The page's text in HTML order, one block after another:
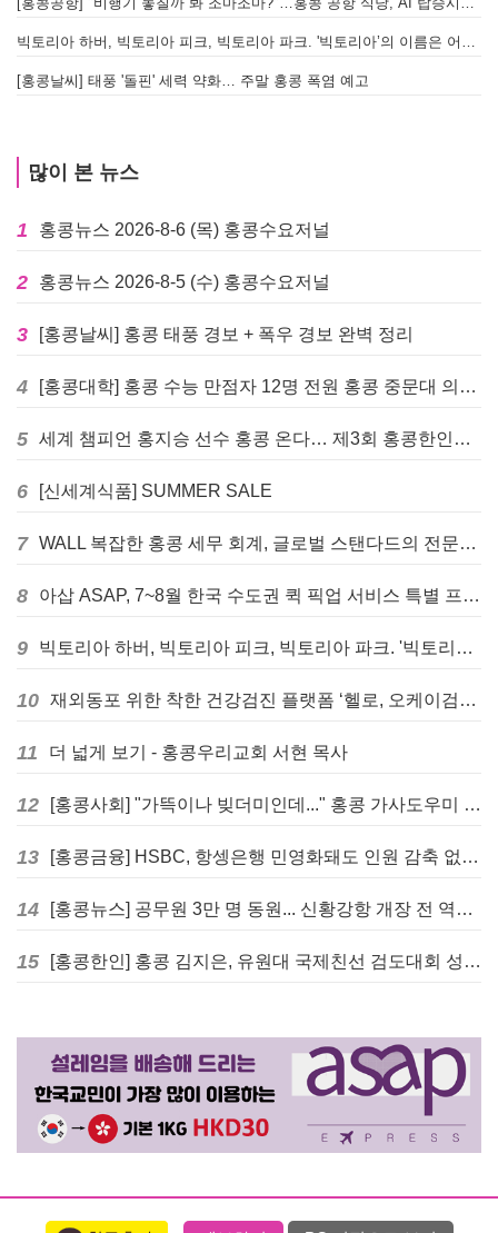
[홍콩날씨] 태풍 '돌핀' 세력 약화… 주말 홍콩 폭염 예고
많이 본 뉴스
1 홍콩뉴스 2026-8-6 (목) 홍콩수요저널
2 홍콩뉴스 2026-8-5 (수) 홍콩수요저널
3 [홍콩날씨] 홍콩 태풍 경보 + 폭우 경보 완벽 정리
4 [홍콩대학] 홍콩 수능 만점자 12명 전원 홍콩 중문대 의대 진학
5 세계 챔피언 홍지승 선수 홍콩 온다… 제3회 홍콩한인팔씨름대회 9월 12일 개최
6 [신세계식품] SUMMER SALE
7 WALL 복잡한 홍콩 세무 회계, 글로벌 스탠다드의 전문가들이 답을 드립니다! - 법인설립, 회계, 감사
8 아삽 ASAP, 7~8월 한국 수도권 퀵 픽업 서비스 특별 프로모션 실시
9 빅토리아 하버, 빅토리아 피크, 빅토리아 파크. '빅토리아’의 이름은 어떻게 온 걸까? - [이승권 원장의 생활칼럼]
10 재외동포 위한 착한 건강검진 플랫폼 ‘헬로, 오케이검진’ 서비스 개시
11 더 넓게 보기 - 홍콩우리교회 서현 목사
12 [홍콩사회] "가뜩이나 빚더미인데..." 홍콩 가사도우미 대출 전면 금지 촉구
13 [홍콩금융] HSBC, 항셍은행 민영화돼도 인원 감축 없다... 독립 브랜드 유지
14 [홍콩뉴스] 공무원 3만 명 동원... 신황강항 개장 전 역대급 훈련 실시
15 [홍콩한인] 홍콩 김지은, 유원대 국제친선 검도대회 성인단체전 우승